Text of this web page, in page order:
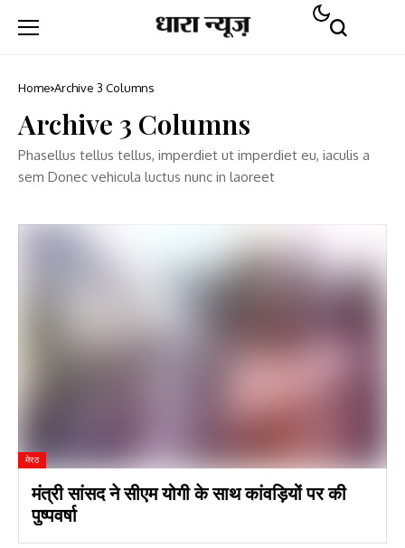
Home Archive 3 Columns
Archive 3 Columns
Phasellus tellus tellus, imperdiet ut imperdiet eu, iaculis a
sem Donec vehicula luctus nunc in laoreet
मेरठ
मंत्री सांसद ने सीएम योगी के साथ कांवड़ियों पर की
पुष्पवर्षा